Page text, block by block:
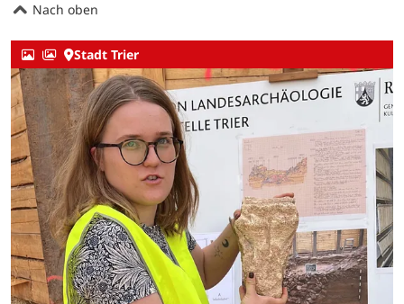
Nach oben
Stadt Trier